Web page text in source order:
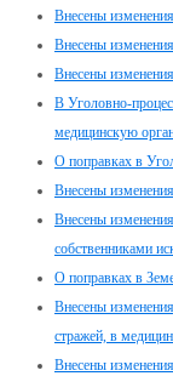
Внесены
Внесены
Внесены
В Уголовно-
медицинскую
О поправках в
Внесены
Внесены
собственниками
О поправках в
Внесены
стражей, в
Внесены